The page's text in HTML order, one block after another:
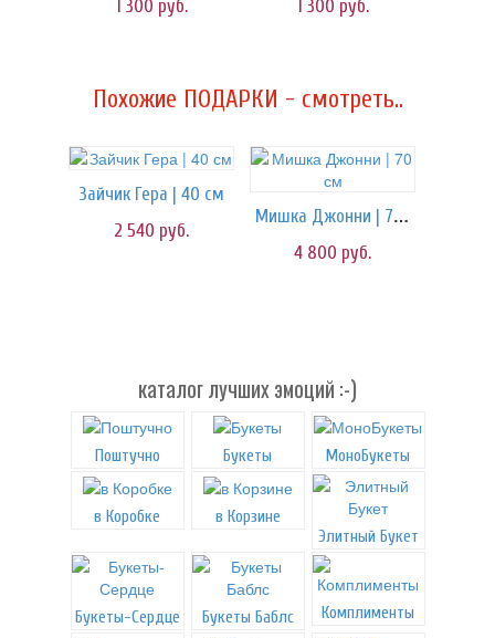
1 300 руб. 1 300 руб.
Похожие ПОДАРКИ - смотреть..
Зайчик Гера | 40 см
2 540 руб.
Мишка Джонни | 70 см
4 800 руб.
каталог лучших эмоций :-)
Поштучно Букеты МоноБукеты
в Коробке
в Корзине
Элитный Букет
Букеты-Сердце Букеты Баблс Комплименты